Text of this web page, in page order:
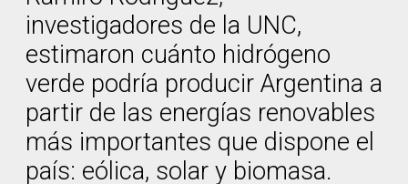
investigadores de la UNC,
estimaron cuánto hidrógeno
verde podría producir Argentina a
partir de las energías renovables
más importantes que dispone el
país: eólica, solar y biomasa.